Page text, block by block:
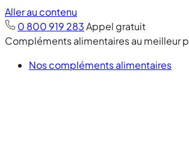
Aller au contenu
0 800 919 283Appel gratuit
Compléments alimentaires au meilleur
Nos compléments alimentaires